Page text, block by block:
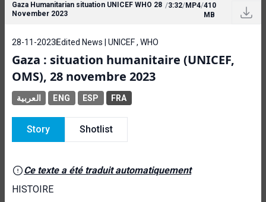
Gaza Humanitarian situation UNICEF WHO 28
November 2023
/3:32/MP4/410
MB
28-11-2023 Edited News | UNICEF , WHO
Gaza : situation humanitaire (UNICEF,
OMS), 28 novembre 2023
العربية ENG ESP FRA
Story Shotlist
Ce texte a été traduit automatiquement
HISTOIRE